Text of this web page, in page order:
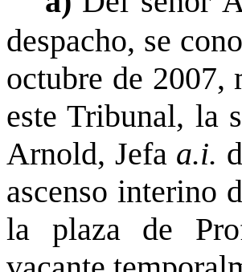
despacho, se
octubre de 2007,
este Tribunal, la
Arnold, Jefa a.i.
ascenso interino
la plaza de